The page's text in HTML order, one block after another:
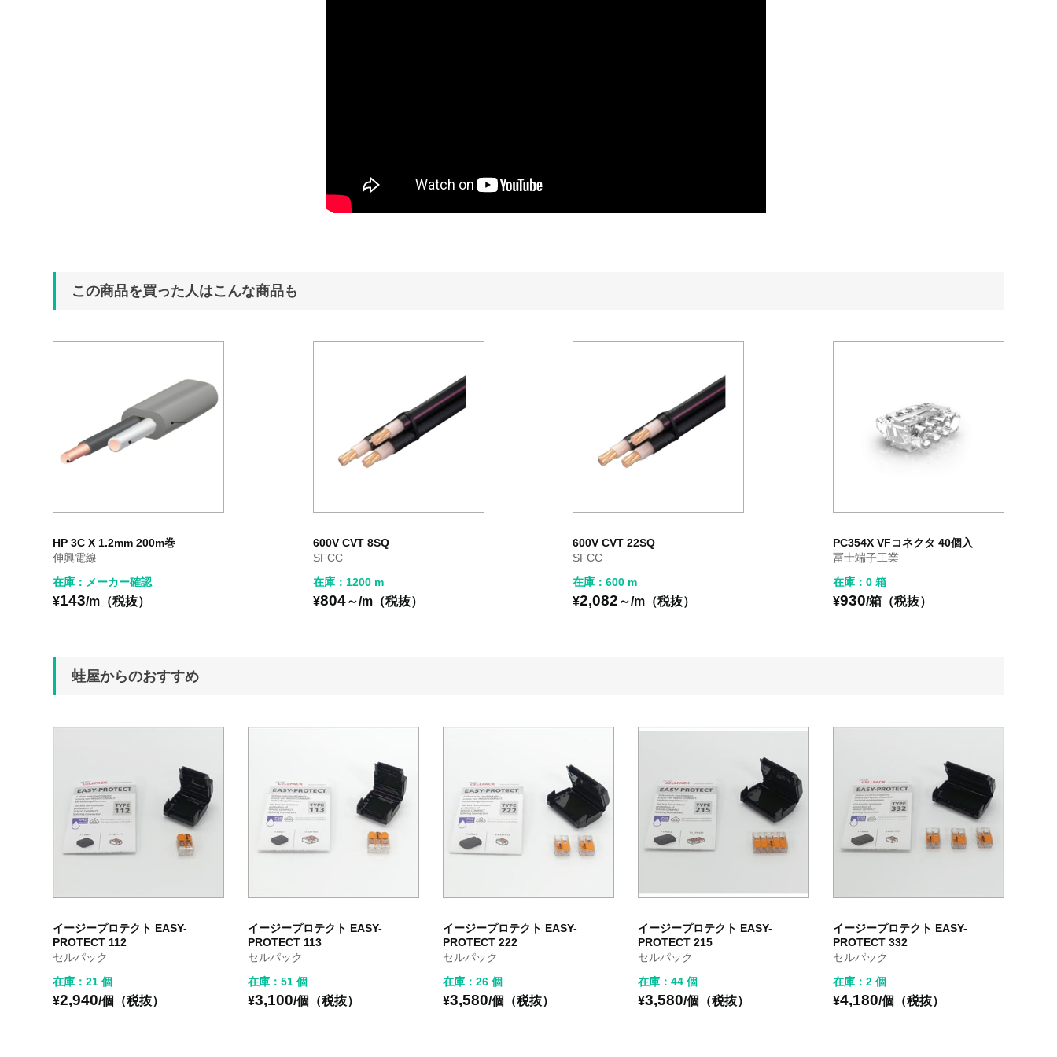
この商品を買った人はこんな商品も
HP 3C X 1.2mm 200m巻
伸興電線
在庫：メーカー確認
¥143/m（税抜）
600V CVT 8SQ
SFCC
在庫：1200 m
¥804～/m（税抜）
600V CVT 22SQ
SFCC
在庫：600 m
¥2,082 ～/m（税抜）
PC354X VFコネクタ 40個入
冨士端子工業
在庫：0 箱
¥930/箱（税抜）
蛙屋からのおすすめ
イージープロテクト EASY-
PROTECT 112
セルパック
在庫：21 個
¥2,940/個（税抜）
イージープロテクト EASY-
PROTECT 113
セルパック
在庫：51 個
¥3,100/個（税抜）
イージープロテクト EASY-
PROTECT 222
セルパック
在庫：26 個
¥3,580/個（税抜）
イージープロテクト EASY-
PROTECT 215
セルパック
在庫：44 個
¥3,580/個（税抜）
イージープロテクト EASY-
PROTECT 332
セルパック
在庫：2 個
¥4,180/個（税抜）